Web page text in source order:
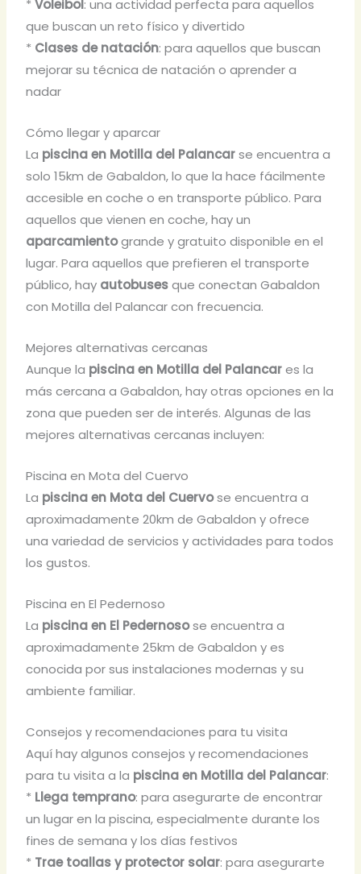
*Voleibol: una actividad perfecta para aquellos
que buscan un reto físico y divertido
* Clases de natación: para aquellos que buscan
mejorar su técnica de natación o aprender a
nadar
Cómo llegar y aparcar
La piscina en Motilla del Palancarse encuentra a
solo 15km de Gabaldon, lo que la hace fácilmente
accesible en coche o en transporte público. Para
aquellos que vienen en coche, hay un
aparcamientogrande y gratuito disponible en el
lugar. Para aquellos que prefieren el transporte
público, hay autobusesque conectan Gabaldon
con Motilla del Palancar con frecuencia.
Mejores alternativas cercanas
Aunque la piscina en Motilla del Palancares la
más cercana a Gabaldon, hay otras opciones en la
zona que pueden ser de interés. Algunas de las
mejores alternativas cercanas incluyen:
Piscina en Mota del Cuervo
La piscina en Mota del Cuervose encuentra a
aproximadamente 20km de Gabaldon y ofrece
una variedad de servicios y actividades para todos
los gustos.
Piscina en El Pedernoso
La piscina en El Pedernosose encuentra a
aproximadamente 25km de Gabaldon y es
conocida por sus instalaciones modernas y su
ambiente familiar.
Consejos y recomendaciones para tu visita
Aquí hay algunos consejos y recomendaciones
para tu visita a la piscina en Motilla del Palancar:
* Llega temprano: para asegurarte de encontrar
un lugar en la piscina, especialmente durante los
fines de semana y los días festivos
* Trae toallas y protector solar: para asegurarte